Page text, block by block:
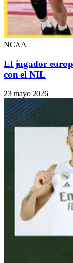
NCAA
El jugador
con el NIL
23 mayo 2026